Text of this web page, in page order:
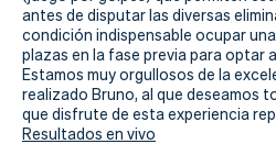
antes de disputar las diversas
condición indispensable ocupar
plazas en la fase previa para optar
Estamos muy orgullosos de la
realizado Bruno, al que deseamos
que disfrute de esta experiencia
Resultados en vivo